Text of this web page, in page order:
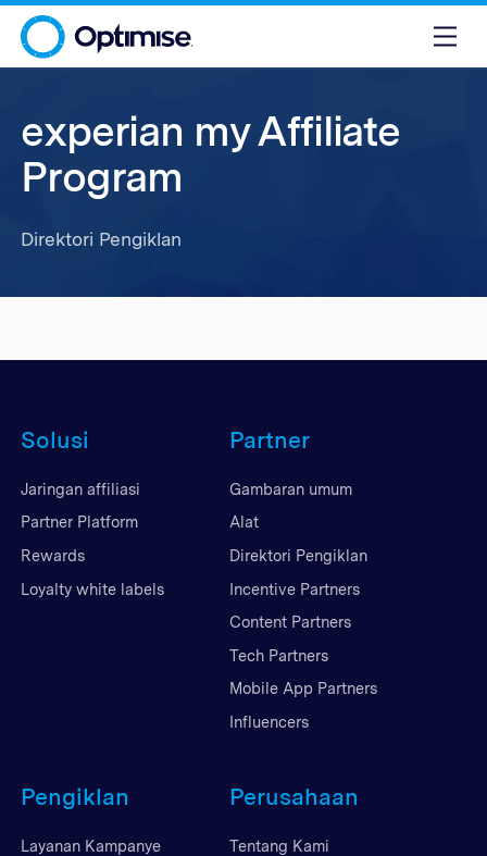
experian my Affiliate
Program
Direktori Pengiklan
Solusi
Jaringan affiliasi
Partner Platform
Rewards
Loyalty white labels
Partner
Gambaran umum
Alat
Direktori Pengiklan
Incentive Partners
Content Partners
Tech Partners
Mobile App Partners
Influencers
Pengiklan
Layanan Kampanye
Perusahaan
Tentang Kami